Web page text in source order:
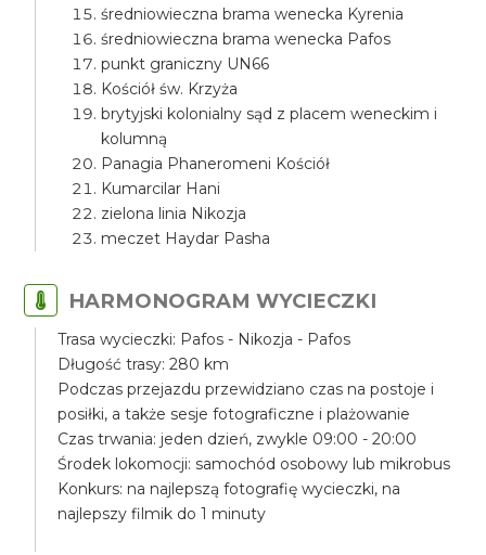
średniowieczna brama wenecka Kyrenia
średniowieczna brama wenecka Pafos
punkt graniczny UN66
Kościół św. Krzyża
brytyjski kolonialny sąd z placem weneckim i
kolumną
Panagia Phaneromeni Kościół
Kumarcilar Hani
zielona linia Nikozja
meczet Haydar Pasha
HARMONOGRAM WYCIECZKI
Trasa wycieczki: Pafos - Nikozja - Pafos
Długość trasy: 280 km
Podczas przejazdu przewidziano czas na postoje i
posiłki, a także sesje fotograficzne i plażowanie
Czas trwania: jeden dzień, zwykle 09:00 - 20:00
Środek lokomocji: samochód osobowy lub mikrobus
Konkurs: na najlepszą fotografię wycieczki, na
najlepszy filmik do 1 minuty